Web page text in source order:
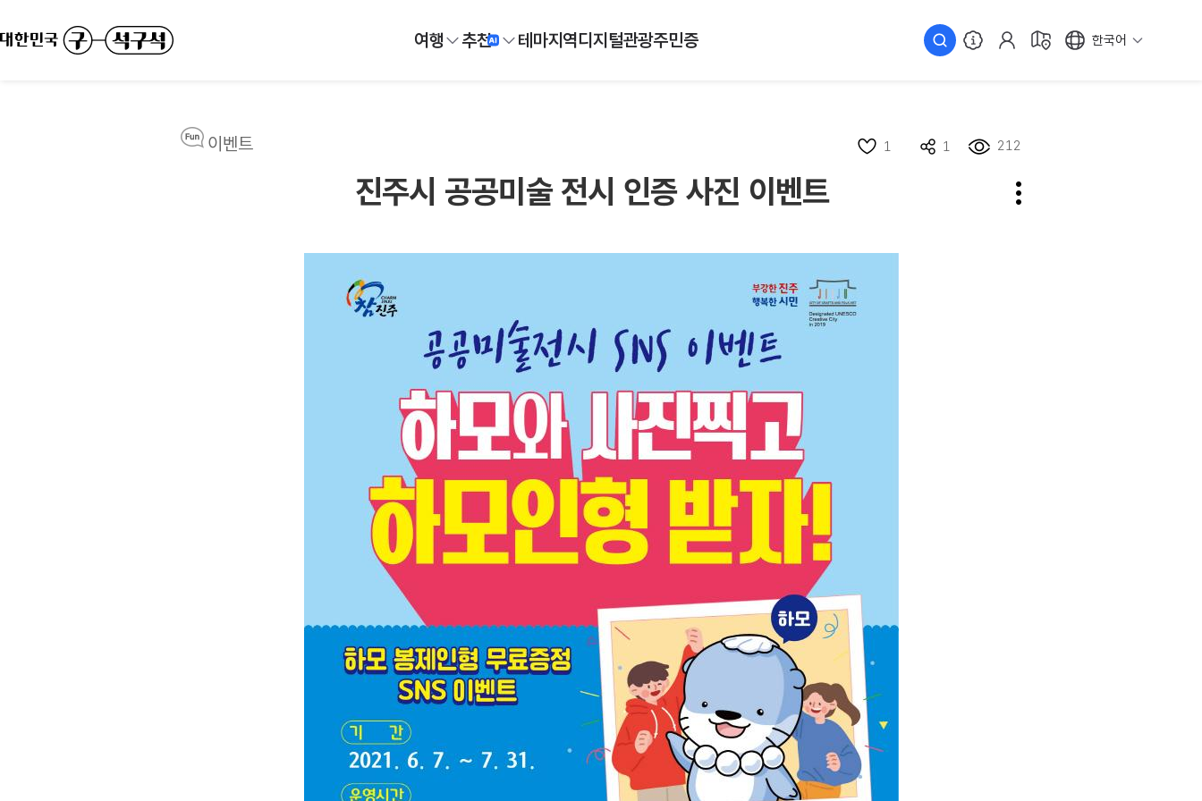
여행 추천 테마지역디지털관광주민증 한국어
1 1 212
이벤트
진주시 공공미술 전시 인증 사진 이벤트